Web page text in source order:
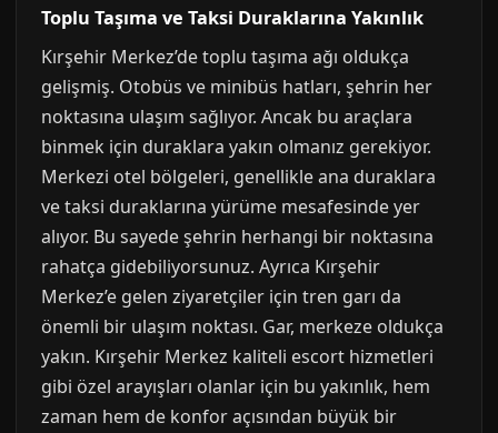
Toplu Taşıma ve Taksi Duraklarına Yakınlık
Kırşehir Merkez’de toplu taşıma ağı oldukça
gelişmiş. Otobüs ve minibüs hatları, şehrin her
noktasına ulaşım sağlıyor. Ancak bu araçlara
binmek için duraklara yakın olmanız gerekiyor.
Merkezi otel bölgeleri, genellikle ana duraklara
ve taksi duraklarına yürüme mesafesinde yer
alıyor. Bu sayede şehrin herhangi bir noktasına
rahatça gidebiliyorsunuz. Ayrıca Kırşehir
Merkez’e gelen ziyaretçiler için tren garı da
önemli bir ulaşım noktası. Gar, merkeze oldukça
yakın. Kırşehir Merkez kaliteli escort hizmetleri
gibi özel arayışları olanlar için bu yakınlık, hem
zaman hem de konfor açısından büyük bir